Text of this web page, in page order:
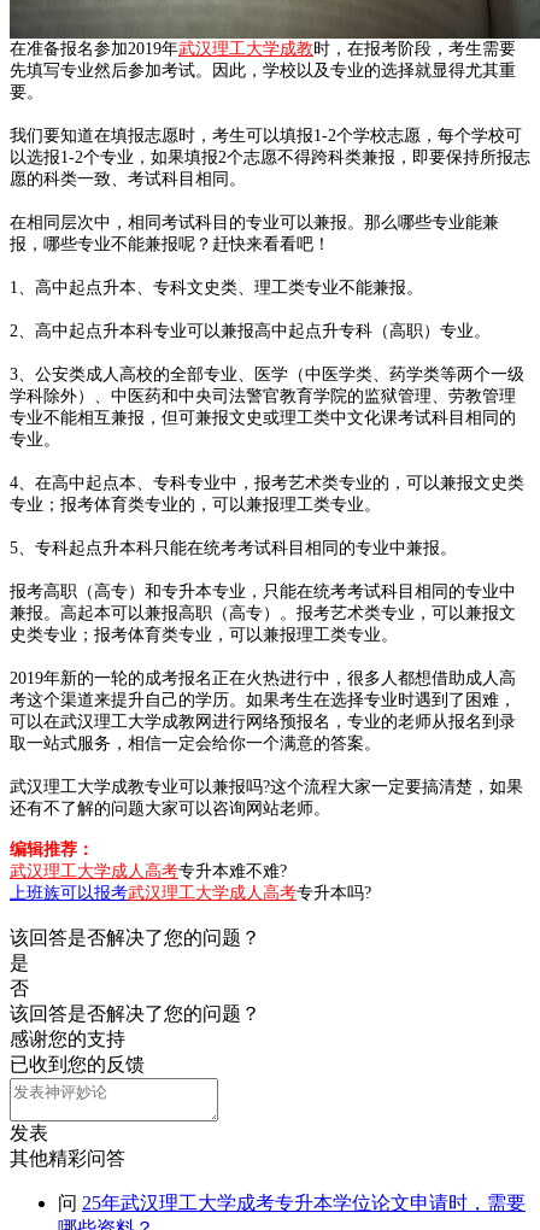
在准备报名参加2019年武汉理工大学成教时，在报考阶段，考生需要
先填写专业然后参加考试。因此，学校以及专业的选择就显得尤其重
要。
我们要知道在填报志愿时，考生可以填报1-2个学校志愿，每个学校可
以选报1-2个专业，如果填报2个志愿不得跨科类兼报，即要保持所报志
愿的科类一致、考试科目相同。
在相同层次中，相同考试科目的专业可以兼报。那么哪些专业能兼
报，哪些专业不能兼报呢？赶快来看看吧！
1、高中起点升本、专科文史类、理工类专业不能兼报。
2、高中起点升本科专业可以兼报高中起点升专科（高职）专业。
3、公安类成人高校的全部专业、医学（中医学类、药学类等两个一级
学科除外）、中医药和中央司法警官教育学院的监狱管理、劳教管理
专业不能相互兼报，但可兼报文史或理工类中文化课考试科目相同的
专业。
4、在高中起点本、专科专业中，报考艺术类专业的，可以兼报文史类
专业；报考体育类专业的，可以兼报理工类专业。
5、专科起点升本科只能在统考考试科目相同的专业中兼报。
报考高职（高专）和专升本专业，只能在统考考试科目相同的专业中
兼报。高起本可以兼报高职（高专）。报考艺术类专业，可以兼报文
史类专业；报考体育类专业，可以兼报理工类专业。
2019年新的一轮的成考报名正在火热进行中，很多人都想借助成人高
考这个渠道来提升自己的学历。如果考生在选择专业时遇到了困难，
可以在武汉理工大学成教网进行网络预报名，专业的老师从报名到录
取一站式服务，相信一定会给你一个满意的答案。
武汉理工大学成教专业可以兼报吗?这个流程大家一定要搞清楚，如果
还有不了解的问题大家可以咨询网站老师。
编辑推荐：
武汉理工大学成人高考专升本难不难?
上班族可以报考武汉理工大学成人高考专升本吗?
该回答是否解决了您的问题？
是
否
该回答是否解决了您的问题？
感谢您的支持
已收到您的反馈
发表
其他精彩问答
问 25年武汉理工大学成考专升本学位论文申请时，需要